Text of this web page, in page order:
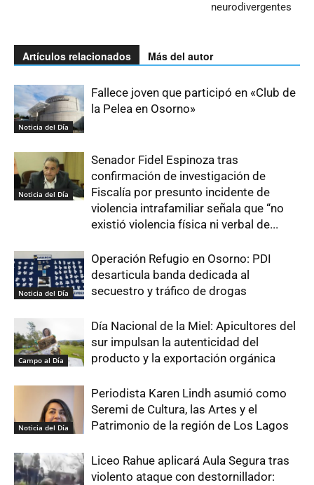
neurodivergentes
Artículos relacionados Más del autor
Noticia del Día
Fallece joven que participó en «Club de
la Pelea en Osorno»
Noticia del Día
Senador Fidel Espinoza tras
confirmación de investigación de
Fiscalía por presunto incidente de
violencia intrafamiliar señala que “no
existió violencia física ni verbal de...
Noticia del Día
Operación Refugio en Osorno: PDI
desarticula banda dedicada al
secuestro y tráfico de drogas
Campo al Día
Día Nacional de la Miel: Apicultores del
sur impulsan la autenticidad del
producto y la exportación orgánica
Noticia del Día
Periodista Karen Lindh asumió como
Seremi de Cultura, las Artes y el
Patrimonio de la región de Los Lagos
Liceo Rahue aplicará Aula Segura tras
violento ataque con destornillador: